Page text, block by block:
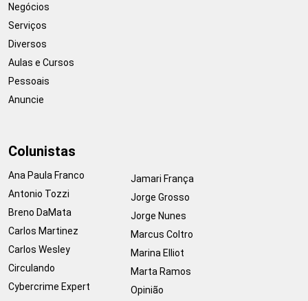
Negócios
Serviços
Diversos
Aulas e Cursos
Pessoais
Anuncie
Colunistas
Ana Paula Franco
Antonio Tozzi
Breno DaMata
Carlos Martinez
Carlos Wesley
Circulando
Cybercrime Expert
Jamari França
Jorge Grosso
Jorge Nunes
Marcus Coltro
Marina Elliot
Marta Ramos
Opinião